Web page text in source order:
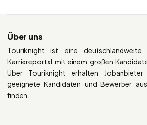
Über uns
Touriknight ist eine
Karriereportal mit einem großen
Über Touriknight erhalten Jobanbieter
geeignete Kandidaten und Bewerber
finden.